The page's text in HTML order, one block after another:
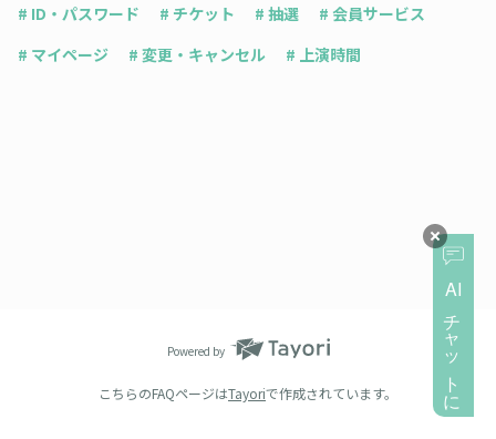
# ID・パスワード
# チケット # 抽選
# 会員サービス
# マイページ
# 変更・キャンセル # 上演時間
Powered by
こちらのFAQページはTayoriで作成されています。
AI
チャットに質問